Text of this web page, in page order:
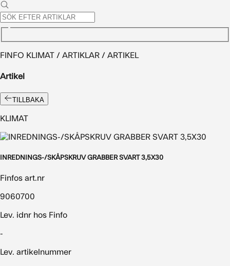
FINFO KLIMAT / ARTIKLAR / ARTIKEL
Artikel
TILLBAKA
KLIMAT
INREDNINGS-/SKÅPSKRUV GRABBER SVART 3,5X30
Finfos art.nr
9060700
Lev. idnr hos Finfo
-
Lev. artikelnummer